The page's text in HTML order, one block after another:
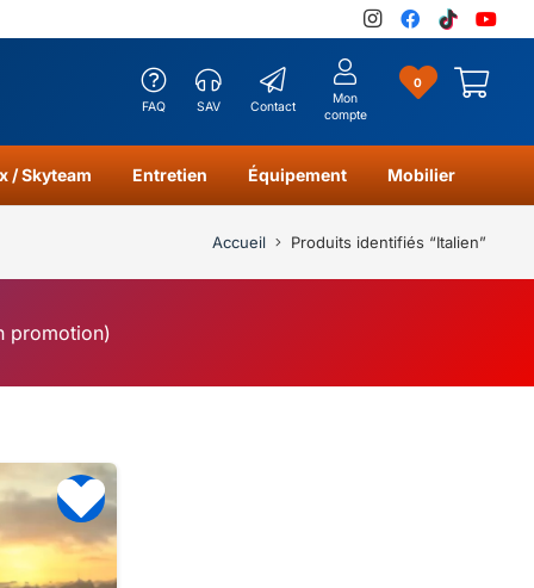
FAQ SAV Contact
Mon
compte
0
/ Skyteam Entretien Équipement Mobilier
Accueil Produits identifiés “Italien”
promotion)